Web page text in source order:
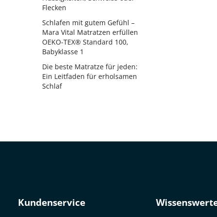
Flecken
Schlafen mit gutem Gefühl –
Mara Vital Matratzen erfüllen
OEKO-TEX® Standard 100,
Babyklasse 1
Die beste Matratze für jeden:
Ein Leitfaden für erholsamen
Schlaf
Kundenservice